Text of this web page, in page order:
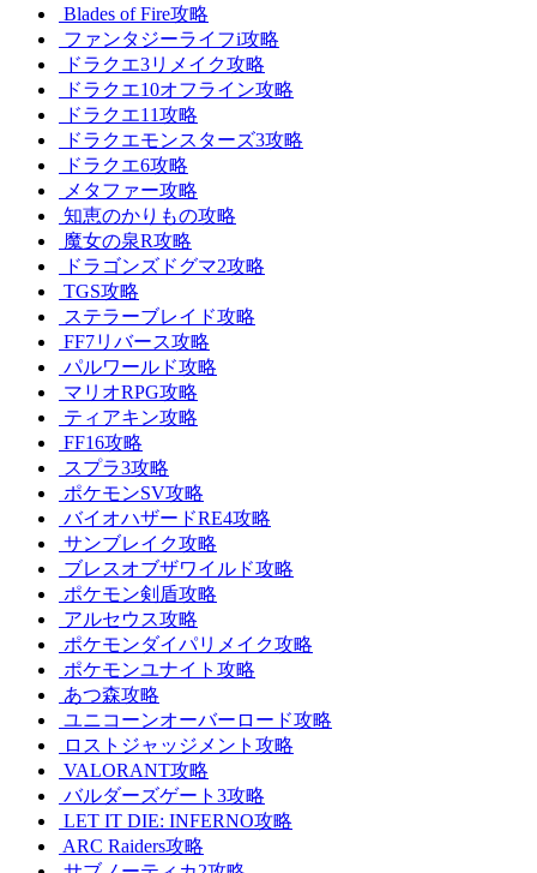
Blades of Fire攻略
ファンタジーライフi攻略
ドラクエ3リメイク攻略
ドラクエ10オフライン攻略
ドラクエ11攻略
ドラクエモンスターズ3攻略
ドラクエ6攻略
メタファー攻略
知恵のかりもの攻略
魔女の泉R攻略
ドラゴンズドグマ2攻略
TGS攻略
ステラーブレイド攻略
FF7リバース攻略
パルワールド攻略
マリオRPG攻略
ティアキン攻略
FF16攻略
スプラ3攻略
ポケモンSV攻略
バイオハザードRE4攻略
サンブレイク攻略
ブレスオブザワイルド攻略
ポケモン剣盾攻略
アルセウス攻略
ポケモンダイパリメイク攻略
ポケモンユナイト攻略
あつ森攻略
ユニコーンオーバーロード攻略
ロストジャッジメント攻略
VALORANT攻略
バルダーズゲート3攻略
LET IT DIE: INFERNO攻略
ARC Raiders攻略